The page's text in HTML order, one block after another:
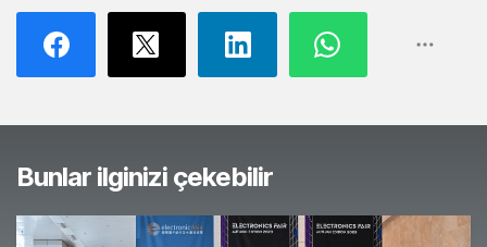
Bunlar ilginizi çekebilir